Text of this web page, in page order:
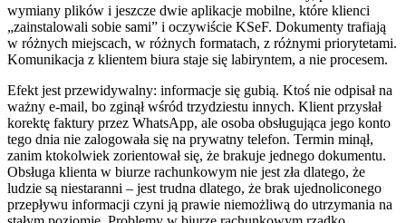
wymiany plików i jeszcze dwie aplikacje mobilne, które klienci
„zainstalowali sobie sami” i oczywiście KSeF. Dokumenty trafiają
w różnych miejscach, w różnych formatach, z różnymi priorytetami.
Komunikacja z klientem biura staje się labiryntem, a nie procesem.
Efekt jest przewidywalny: informacje się gubią. Ktoś nie odpisał na
ważny e-mail, bo zginął wśród trzydziestu innych. Klient przysłał
korektę faktury przez WhatsApp, ale osoba obsługująca jego konto
tego dnia nie zalogowała się na prywatny telefon. Termin minął,
zanim ktokolwiek zorientował się, że brakuje jednego dokumentu.
Obsługa klienta w biurze rachunkowym nie jest zła dlatego, że
ludzie są niestaranni – jest trudna dlatego, że brak ujednoliconego
przepływu informacji czyni ją prawie niemożliwą do utrzymania na